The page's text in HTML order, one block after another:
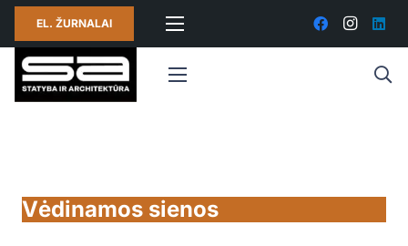
EL. ŽURNALAI
Vėdinamos sienos